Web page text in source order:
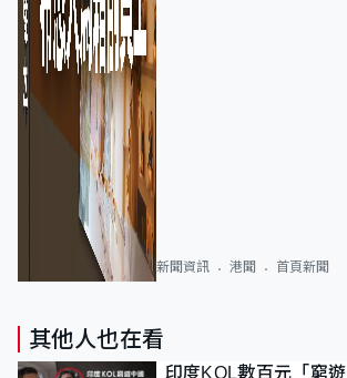
新聞資訊 港聞 首頁新聞
其他人也在看
印度KOL數百元「窮